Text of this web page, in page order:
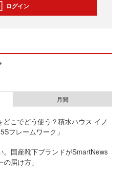
ログイン
月間
こでどう使う？積水ハウス イノ
フレームワーク」
。国産靴下ブランドがSmartNews
届け方」